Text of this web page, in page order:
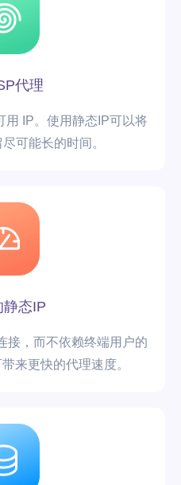
代理
用 IP。使用静态IP可以将
可能长的时间。
静态IP
接，而不依赖终端用户的
来更快的代理速度。